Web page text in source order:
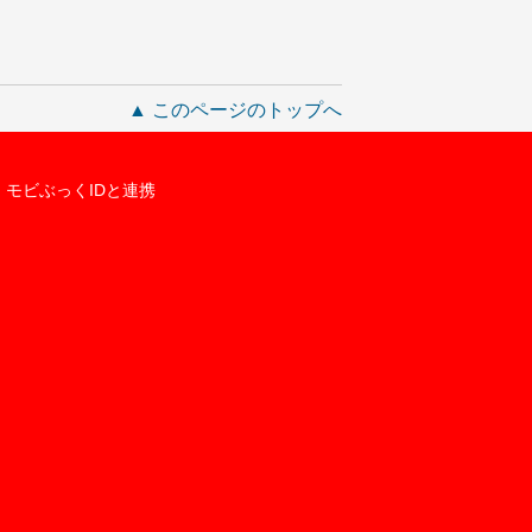
▲ このページのトップへ
モビぶっくIDと連携